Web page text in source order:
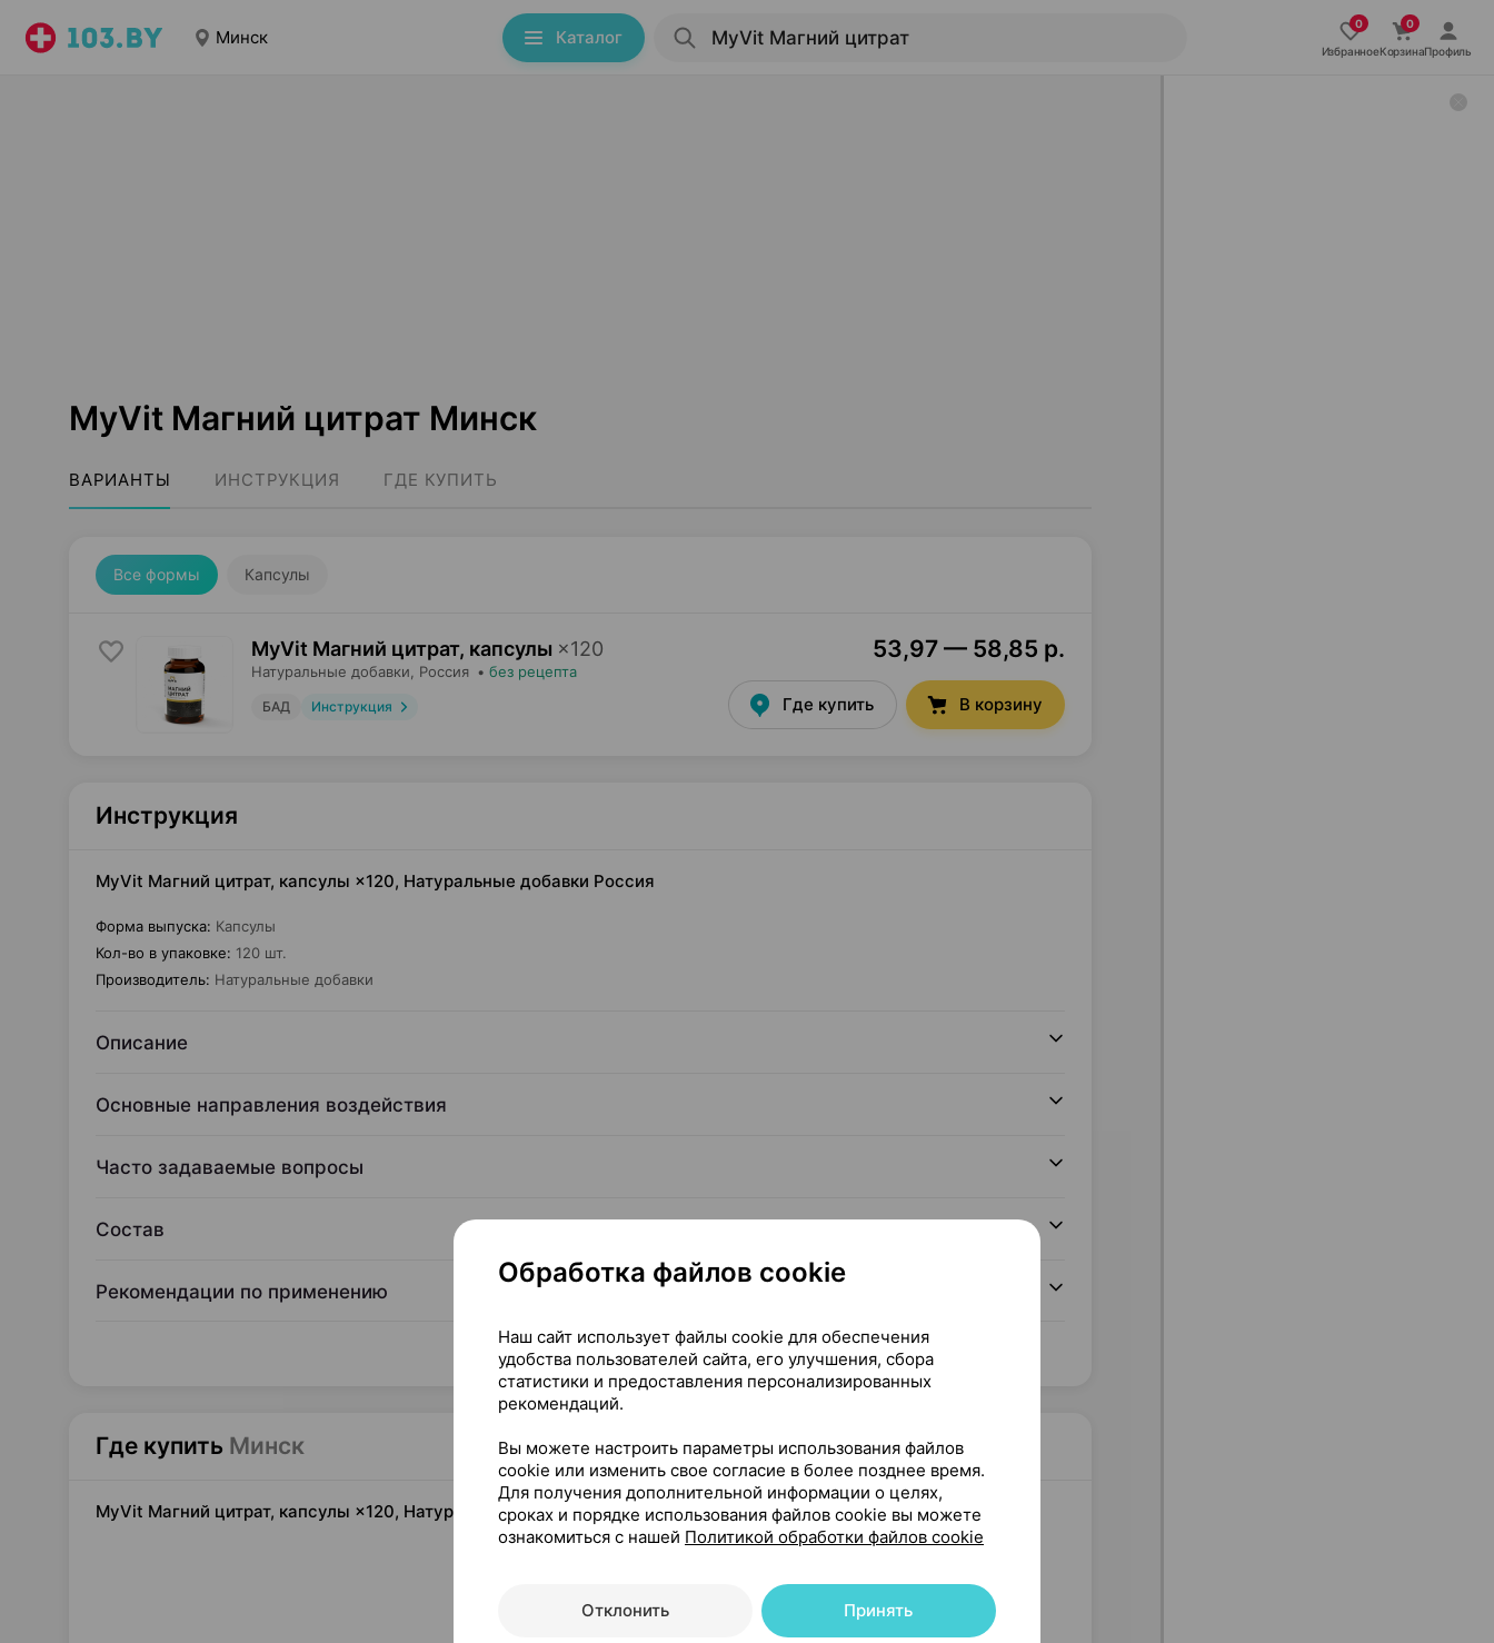
Минск Каталог
ИзбранноеКорзинаПрофиль
MyVit Магний цитрат Минск
ВАРИАНТЫ ИНСТРУКЦИЯ ГДЕ КУПИТЬ
Все формы Капсулы
MyVit Магний цитрат, капсулы ×120
Натуральные добавки , Россия • без рецепта
БАД Инструкция
53,97 — 58,85 р.
Где купить В корзину
Инструкция
MyVit Магний цитрат, капсулы ×120, Натуральные добавки Россия
Форма выпуска: Капсулы
Кол-во в упаковке: 120 шт.
Производитель: Натуральные добавки
Описание
Основные направления воздействия
Часто задаваемые вопросы
Состав
Рекомендации по применению
Читать полностью
Где купить Минск
MyVit Магний цитрат, капсулы ×120, Натуральные добавки Россия
22
Обработка файлов cookie
Наш сайт использует файлы cookie для обеспечения
удобства пользователей сайта, его улучшения, сбора
статистики и предоставления персонализированных
рекомендаций.
Вы можете настроить параметры использования файлов
cookie или изменить свое согласие в более позднее время.
Для получения дополнительной информации о целях,
сроках и порядке использования файлов cookie вы можете
ознакомиться с нашей Политикой обработки файлов cookie
Отклонить Принять